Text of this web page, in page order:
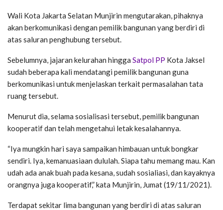
Wali Kota Jakarta Selatan Munjirin mengutarakan, pihaknya
akan berkomunikasi dengan pemilik bangunan yang berdiri di
atas saluran penghubung tersebut.
Sebelumnya, jajaran kelurahan hingga Satpol PP Kota Jaksel
sudah beberapa kali mendatangi pemilik bangunan guna
berkomunikasi untuk menjelaskan terkait permasalahan tata
ruang tersebut.
Menurut dia, selama sosialisasi tersebut, pemilik bangunan
kooperatif dan telah mengetahui letak kesalahannya.
“Iya mungkin hari saya sampaikan himbauan untuk bongkar
sendiri. Iya, kemanuasiaan dululah. Siapa tahu memang mau. Kan
udah ada anak buah pada kesana, sudah sosialiasi, dan kayaknya
orangnya juga kooperatif,” kata Munjirin, Jumat (19/11/2021).
Terdapat sekitar lima bangunan yang berdiri di atas saluran